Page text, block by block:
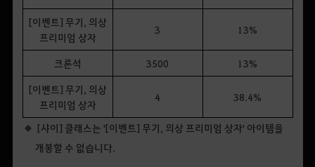
[이벤트] 무기, 의상
프리미엄 상자
3 13%
크론석 3500 13%
[이벤트] 무기, 의상
프리미엄 상자
4 38.4%
[샤이] 클래스는 '[이벤트] 무기, 의상 프리미엄 상자' 아이템을
개봉할 수 없습니다.